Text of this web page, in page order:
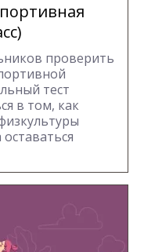
проверить
тест
в том, как